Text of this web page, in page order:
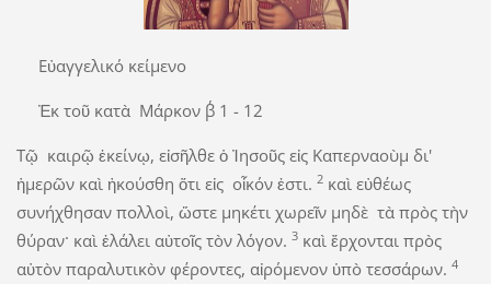
Εὐαγγελικό κείμενο
Ἐκ τοῦ κατὰ Μάρκον β΄ 1 - 12
Τῷ καιρῷ ἐκείνῳ, εἰσῆλθε ὁ Ἰησοῦς εἰς Καπερναοὺμ δι'
ἡμερῶν καὶ ἠκούσθη ὅτι εἰς οἶκόν ἐστι. 2καὶ εὐθέως
συνήχθησαν πολλοὶ, ὥστε μηκέτι χωρεῖν μηδὲ τὰ πρὸς τὴν
θύραν· καὶ ἐλάλει αὐτοῖς τὸν λόγον. 3καὶ ἔρχονται πρὸς
αὐτὸν παραλυτικὸν φέροντες, αἰρόμενον ὑπὸ τεσσάρων. 4